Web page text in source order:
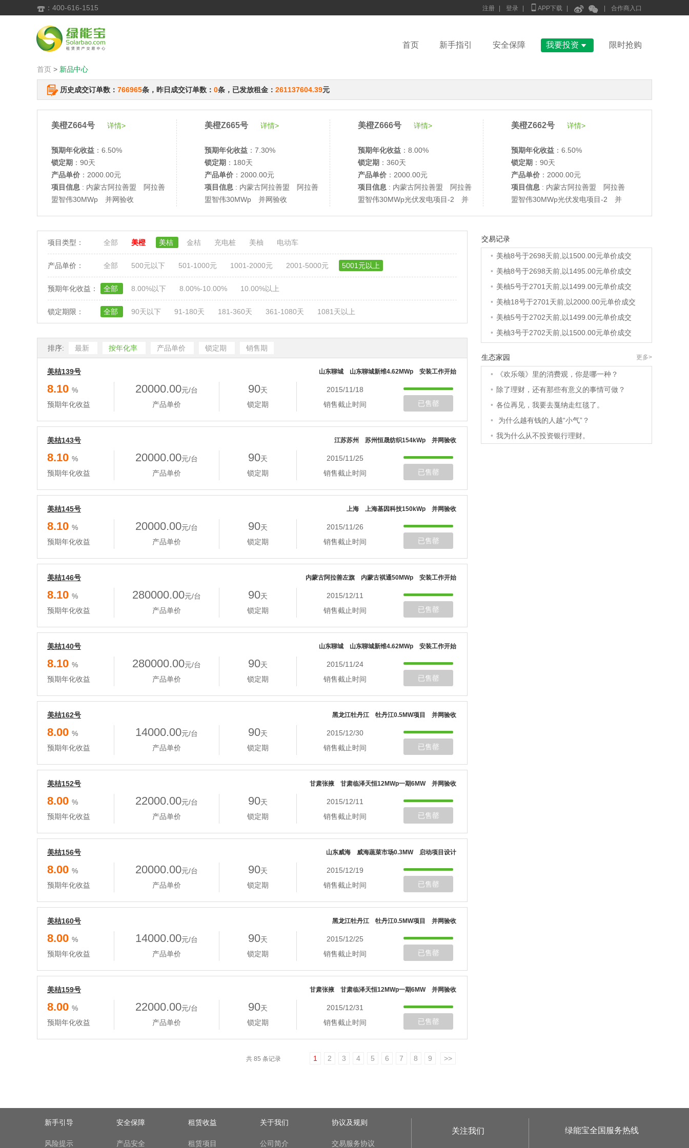
 ：400-616-1515 注册 登录  APP下载   合作商入口
首页 新手指引 安全保障 我要投资  限时抢购
首页 > 新品中心
历史成交订单数： 766965条，昨日成交订单数： 0条，已发放租金： 261137604.39元
美橙Z664号 详情>
预期年化收益 ：6.50%
锁定期 ：90天
产品单价 ：2000.00元
项目信息 : 内蒙古阿拉善盟 阿拉善
盟智伟30MWp 并网验收
美橙Z665号 详情>
预期年化收益 ：7.30%
锁定期 ：180天
产品单价 ：2000.00元
项目信息 : 内蒙古阿拉善盟 阿拉善
盟智伟30MWp 并网验收
美橙Z666号 详情>
预期年化收益 ：8.00%
锁定期 ：360天
产品单价 ：2000.00元
项目信息 : 内蒙古阿拉善盟 阿拉善
盟智伟30MWp光伏发电项目-2 并
美橙Z662号 详情>
预期年化收益 ：6.50%
锁定期 ：90天
产品单价 ：2000.00元
项目信息 : 内蒙古阿拉善盟 阿拉善
盟智伟30MWp光伏发电项目-2 并
项目类型： 全部 美橙 美桔 金桔 充电桩 美柚 电动车
产品单价： 全部 500元以下 501-1000元 1001-2000元 2001-5000元 5001元以上
预期年化收益： 全部 8.00%以下 8.00%-10.00% 10.00%以上
锁定期限： 全部 90天以下 91-180天 181-360天 361-1080天 1081天以上
排序: 最新 按年化率 产品单价 锁定期 销售期
美桔139号 山东聊城 山东聊城新维4.62MWp 安装工作开始
8.10 %
预期年化收益
20000.00元/台
产品单价
90天
锁定期
2015/11/18
销售截止时间
已售罄
美桔143号 江苏苏州 苏州恒晟纺织154kWp 并网验收
8.10 %
预期年化收益
20000.00元/台
产品单价
90天
锁定期
2015/11/25
销售截止时间
已售罄
美桔145号 上海 上海基因科技150kWp 并网验收
8.10 %
预期年化收益
20000.00元/台
产品单价
90天
锁定期
2015/11/26
销售截止时间
已售罄
美桔146号 内蒙古阿拉善左旗 内蒙古褀通50MWp 安装工作开始
8.10 %
预期年化收益
280000.00元/台
产品单价
90天
锁定期
2015/12/11
销售截止时间
已售罄
美桔140号 山东聊城 山东聊城新维4.62MWp 安装工作开始
8.10 %
预期年化收益
280000.00元/台
产品单价
90天
锁定期
2015/11/24
销售截止时间
已售罄
美桔162号 黑龙江牡丹江 牡丹江0.5MW项目 并网验收
8.00 %
预期年化收益
14000.00元/台
产品单价
90天
锁定期
2015/12/30
销售截止时间
已售罄
美桔152号 甘肃张掖 甘肃临泽天恒12MWp一期6MW 并网验收
8.00 %
预期年化收益
22000.00元/台
产品单价
90天
锁定期
2015/12/11
销售截止时间
已售罄
美桔156号 山东威海 威海蔬菜市场0.3MW 启动项目设计
8.00 %
预期年化收益
20000.00元/台
产品单价
90天
锁定期
2015/12/19
销售截止时间
已售罄
美桔160号 黑龙江牡丹江 牡丹江0.5MW项目 并网验收
8.00 %
预期年化收益
14000.00元/台
产品单价
90天
锁定期
2015/12/25
销售截止时间
已售罄
美桔159号 甘肃张掖 甘肃临泽天恒12MWp一期6MW 并网验收
8.00 %
预期年化收益
22000.00元/台
产品单价
90天
锁定期
2015/12/31
销售截止时间
已售罄
共 85 条记录 1 2 3 4 5 6 7 8 9 >>
交易记录
美柚27号于2687天前,以1995.00元单价成交
美柚6号于2689天前,以1200.00元单价成交
• 美柚8号于2698天前,以1500.00元单价成交
• 美柚8号于2698天前,以1500.00元单价成交
• 美柚8号于2698天前,以1495.00元单价成交
• 美柚5号于2701天前,以1499.00元单价成交
• 美柚18号于2701天前,以2000.00元单价成交
• 美柚5号于2702天前,以1499.00元单价成交
• 美柚3号于2702天前,以1500.00元单价成交
•
美柚20号于2716天前,以1495.00元单价成交
美柚38号于2719天前,以1500.00元单价成交
美柚10号于2719天前,以2000.00元单价成交
美柚8号于2721天前,以1490.00元单价成交
美柚5号于2725天前,以1498.00元单价成交
美柚5号于2726天前,以1465.00元单价成交
生态家园 更多>
•
《欢乐颂》里的消费观，你是哪一种？
• 除了理财，还有那些有意义的事情可做？
• 各位再见，我要去戛纳走红毯了。
•
为什么越有钱的人越“小气”？
• 我为什么从不投资银行理财。
新手引导
风险提示
安全保障
产品安全
租赁收益
租赁项目
关于我们
公司简介
协议及规则
交易服务协议
关注我们 绿能宝全国服务热线